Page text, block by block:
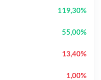
119,30%
55,00%
13,40%
1,00%